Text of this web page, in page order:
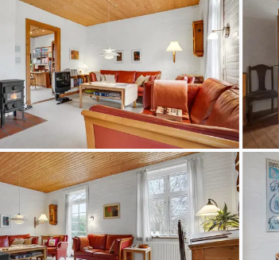
denken Sie noch lange gerne